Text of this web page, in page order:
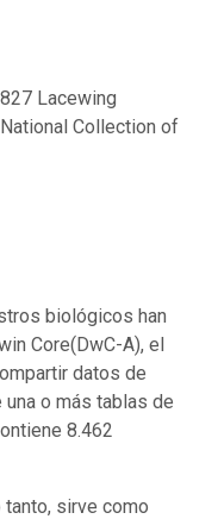
Lacewing
Collection of
biológicos han
Core(DwC-A), el
datos de
o más tablas de
8.462
sirve como